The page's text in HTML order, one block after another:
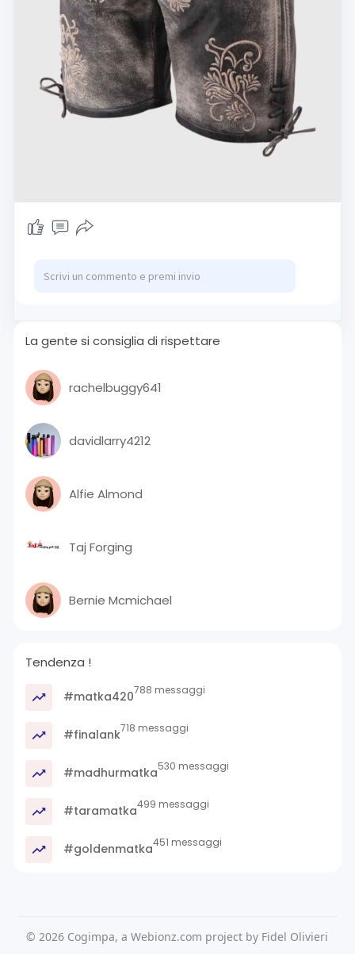
La gente si consiglia di rispettare
rachelbuggy641
davidlarry4212
Alfie Almond
Taj Forging
Bernie Mcmichael
Tendenza !
#matka420788 messaggi
#finalank718 messaggi
#madhurmatka530 messaggi
#taramatka499 messaggi
#goldenmatka451 messaggi
© 2026 Cogimpa, a Webionz.com project by Fidel Olivieri